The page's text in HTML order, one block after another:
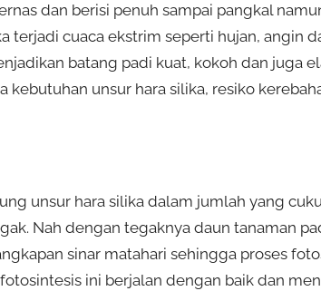
dan berisi penuh sampai pangkal
terjadi cuaca ekstrim seperti hujan, angin
batang padi kuat, kokoh dan juga
kebutuhan unsur hara silika, resiko
unsur hara silika dalam jumlah yang
Nah dengan tegaknya daun tanaman
sinar matahari sehingga proses
ini berjalan dengan baik dan